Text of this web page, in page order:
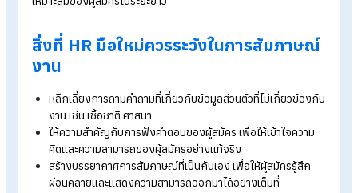
คิดวิเคราะห์และแก้ไขปัญหาได้อย่างมีประสิทธิภาพ โดยอาจตั้งคำ
ใช้ในการแก้ปัญหา เพื่อประเมินความคิดเชิงตรรกะและทักษะการ
ตัดสินใจ ซึ่งคำตอบมักจะสะท้อนให้เห็นถึงกระบวนการคิดและความ
5. ความสามารถในการสื่อสาร
ทักษะการสื่อสารเป็นสิ่งสำคัญในหลายตำแหน่งงาน HR ควรพิจา
ว่าผู้สมัครสามารถสื่อสารได้ชัดเจน ตรงประเด็น และเข้าใจง่ายหรือ